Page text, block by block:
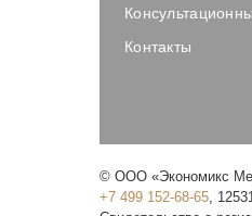
Контакты
© ООО «Экономикс
+7 499 152-68-65,